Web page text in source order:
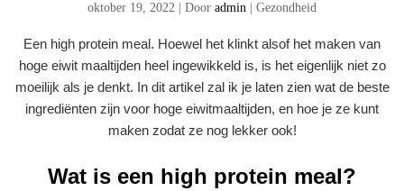
oktober 19, 2022 Door admin Gezondheid
Een high protein meal. Hoewel het klinkt alsof het maken van
hoge eiwit maaltijden heel ingewikkeld is, is het eigenlijk niet zo
moeilijk als je denkt. In dit artikel zal ik je laten zien wat de beste
ingrediënten zijn voor hoge eiwitmaaltijden, en hoe je ze kunt
maken zodat ze nog lekker ook!
Wat is een high protein meal?